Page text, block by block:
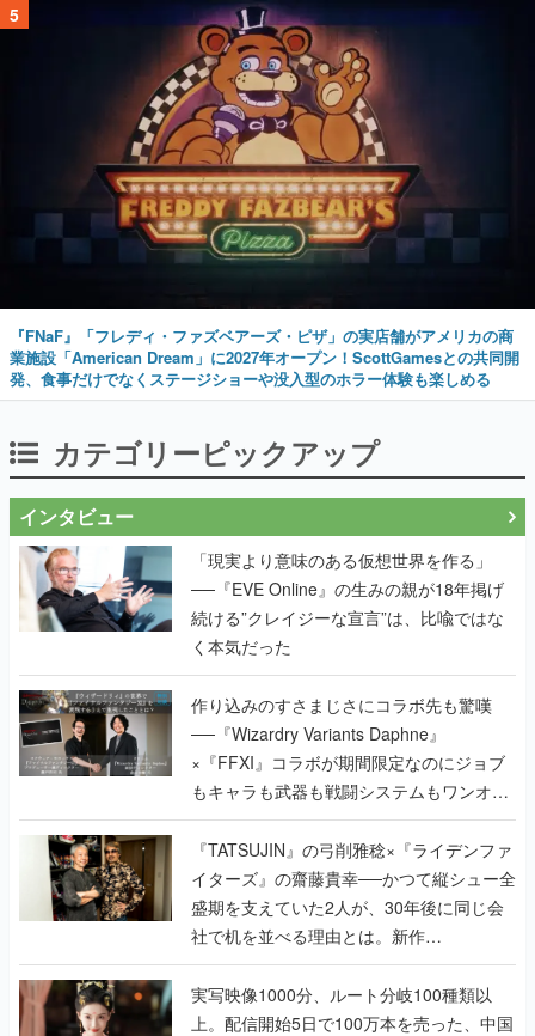
5
『FNaF』「フレディ・ファズベアーズ・ピザ」の実店舗がアメリカの商
業施設「American Dream」に2027年オープン！ScottGamesとの共同開
発、食事だけでなくステージショーや没入型のホラー体験も楽しめる
カテゴリーピックアップ
インタビュー
「現実より意味のある仮想世界を作る」
──『EVE Online』の生みの親が18年掲げ
続ける”クレイジーな宣言”は、比喩ではな
く本気だった
作り込みのすさまじさにコラボ先も驚嘆
──『Wizardry Variants Daphne』
×『FFXI』コラボが期間限定なのにジョブ
もキャラも武器も戦闘システムもワンオフ
で作り込まれた理由を両ディレクターに聞
く
『TATSUJIN』の弓削雅稔×『ライデンファ
イターズ』の齋藤貴幸──かつて縦シュー全
盛期を支えていた2人が、30年後に同じ会
社で机を並べる理由とは。新作
『TATSUJIN EXTREME』で初タッグを組
んだレジェンド2人に訊く開発秘話
実写映像1000分、ルート分岐100種類以
上。配信開始5日で100万本を売った、中国